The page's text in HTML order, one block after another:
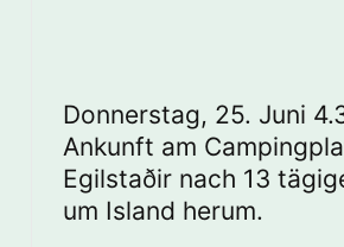
Donnerstag, 25. Juni
Ankunft am
Egilstaðir nach 13
um Island herum.